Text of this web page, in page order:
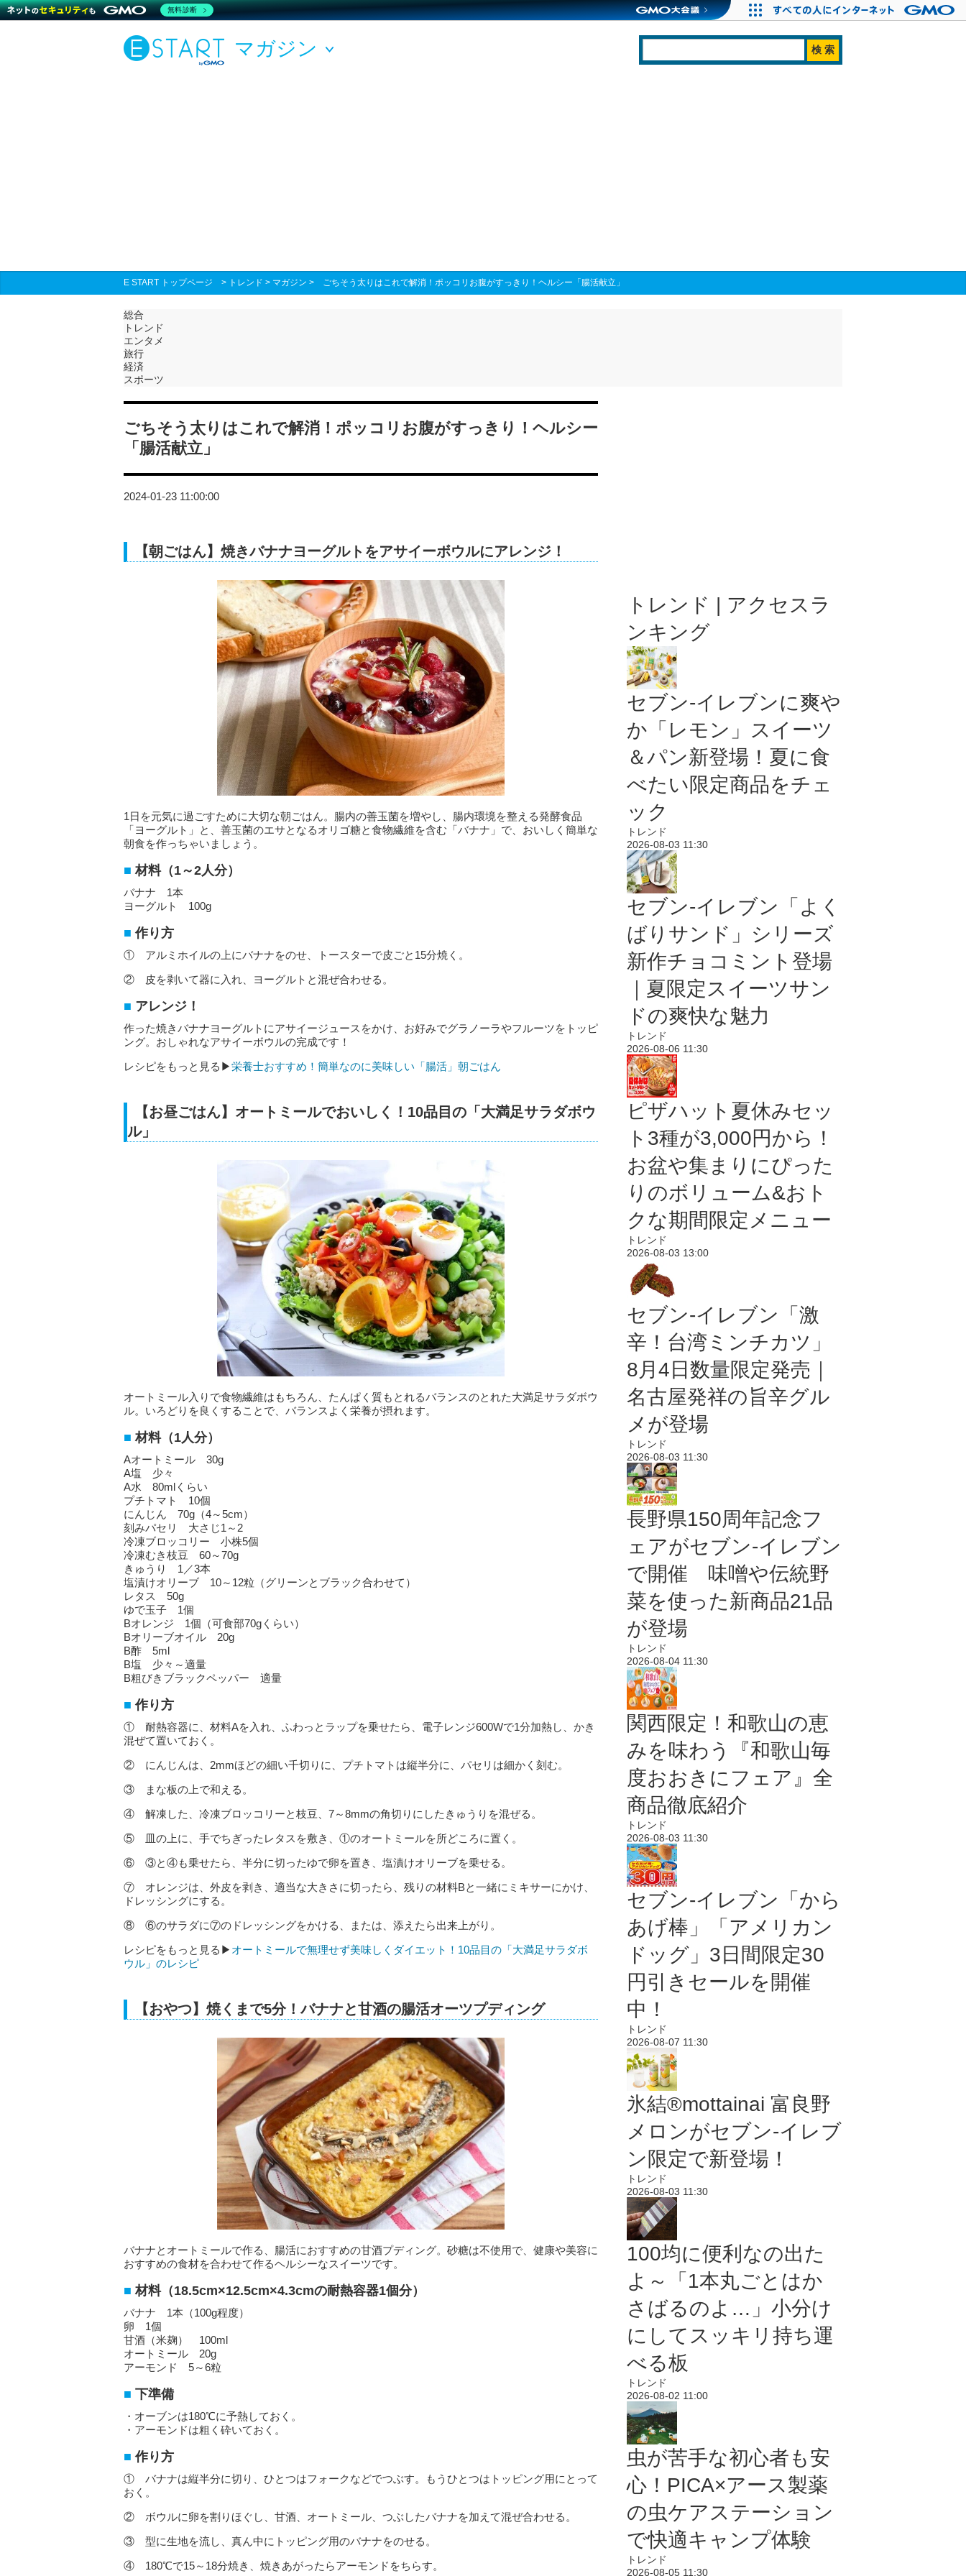
マガジン
E START トップページ > トレンド > マガジン > ごちそう太りはこれで解消！ポッコリお腹がすっきり！ヘルシー「腸活献立」
総合
トレンド
エンタメ
旅行
経済
スポーツ
ごちそう太りはこれで解消！ポッコリお腹がすっきり！ヘルシー
「腸活献立」
2024-01-23 11:00:00
【朝ごはん】焼きバナナヨーグルトをアサイーボウルにアレンジ！
1日を元気に過ごすために大切な朝ごはん。腸内の善玉菌を増やし、腸内環境を整える発酵食品
「ヨーグルト」と、善玉菌のエサとなるオリゴ糖と食物繊維を含む「バナナ」で、おいしく簡単な
朝食を作っちゃいましょう。
材料（1～2人分）
バナナ 1本
ヨーグルト 100g
作り方
① アルミホイルの上にバナナをのせ、トースターで皮ごと15分焼く。
② 皮を剥いて器に入れ、ヨーグルトと混ぜ合わせる。
アレンジ！
作った焼きバナナヨーグルトにアサイージュースをかけ、お好みでグラノーラやフルーツをトッピ
ング。おしゃれなアサイーボウルの完成です！
レシピをもっと見る▶栄養士おすすめ！簡単なのに美味しい「腸活」朝ごはん
【お昼ごはん】オートミールでおいしく！10品目の「大満足サラダボウ
ル」
オートミール入りで食物繊維はもちろん、たんぱく質もとれるバランスのとれた大満足サラダボウ
ル。いろどりを良くすることで、バランスよく栄養が摂れます。
材料（1人分）
Aオートミール 30g
A塩 少々
A水 80mlくらい
プチトマト 10個
にんじん 70g（4～5cm）
刻みパセリ 大さじ1～2
冷凍ブロッコリー 小株5個
冷凍むき枝豆 60～70g
きゅうり 1／3本
塩漬けオリーブ 10～12粒（グリーンとブラック合わせて）
レタス 50g
ゆで玉子 1個
Bオレンジ 1個（可食部70gくらい）
Bオリーブオイル 20g
B酢 5ml
B塩 少々～適量
B粗びきブラックペッパー 適量
作り方
① 耐熱容器に、材料Aを入れ、ふわっとラップを乗せたら、電子レンジ600Wで1分加熱し、かき
混ぜて置いておく。
② にんじんは、2mmほどの細い千切りに、プチトマトは縦半分に、パセリは細かく刻む。
③ まな板の上で和える。
④ 解凍した、冷凍ブロッコリーと枝豆、7～8mmの角切りにしたきゅうりを混ぜる。
⑤ 皿の上に、手でちぎったレタスを敷き、①のオートミールを所どころに置く。
⑥ ③と④も乗せたら、半分に切ったゆで卵を置き、塩漬けオリーブを乗せる。
⑦ オレンジは、外皮を剥き、適当な大きさに切ったら、残りの材料Bと一緒にミキサーにかけ、
ドレッシングにする。
⑧ ⑥のサラダに⑦のドレッシングをかける、または、添えたら出来上がり。
レシピをもっと見る▶ オートミールで無理せず美味しくダイエット！10品目の「大満足サラダボ
ウル」のレシピ
【おやつ】焼くまで5分！バナナと甘酒の腸活オーツプディング
バナナとオートミールで作る、腸活におすすめの甘酒プディング。砂糖は不使用で、健康や美容に
おすすめの食材を合わせて作るヘルシーなスイーツです。
材料（18.5cm×12.5cm×4.3cmの耐熱容器1個分）
バナナ 1本（100g程度）
卵 1個
甘酒（米麹） 100ml
オートミール 20g
アーモンド 5～6粒
下準備
・オーブンは180℃に予熱しておく。
・アーモンドは粗く砕いておく。
作り方
① バナナは縦半分に切り、ひとつはフォークなどでつぶす。もうひとつはトッピング用にとって
おく。
② ボウルに卵を割りほぐし、甘酒、オートミール、つぶしたバナナを加えて混ぜ合わせる。
③ 型に生地を流し、真ん中にトッピング用のバナナをのせる。
④ 180℃で15～18分焼き、焼きあがったらアーモンドをちらす。
トレンド | アクセスラ
ンキング
セブン‐イレブンに爽や
か「レモン」スイーツ
＆パン新登場！夏に食
べたい限定商品をチェ
ック
トレンド
2026-08-03 11:30
セブン‐イレブン「よく
ばりサンド」シリーズ
新作チョコミント登場
｜夏限定スイーツサン
ドの爽快な魅力
トレンド
2026-08-06 11:30
ピザハット夏休みセッ
ト3種が3,000円から！
お盆や集まりにぴった
りのボリューム&おト
クな期間限定メニュー
トレンド
2026-08-03 13:00
セブン-イレブン「激
辛！台湾ミンチカツ」
8月4日数量限定発売｜
名古屋発祥の旨辛グル
メが登場
トレンド
2026-08-03 11:30
長野県150周年記念フ
ェアがセブン-イレブン
で開催 味噌や伝統野
菜を使った新商品21品
が登場
トレンド
2026-08-04 11:30
関西限定！和歌山の恵
みを味わう『和歌山毎
度おおきにフェア』全
商品徹底紹介
トレンド
2026-08-03 11:30
セブン‐イレブン「から
あげ棒」「アメリカン
ドッグ」3日間限定30
円引きセールを開催
中！
トレンド
2026-08-07 11:30
氷結®mottainai 富良野
メロンがセブン‐イレブ
ン限定で新登場！
トレンド
2026-08-03 11:30
100均に便利なの出た
よ～「1本丸ごとはか
さばるのよ…」小分け
にしてスッキリ持ち運
べる板
トレンド
2026-08-02 11:00
虫が苦手な初心者も安
心！PICA×アース製薬
の虫ケアステーション
で快適キャンプ体験
トレンド
2026-08-05 11:30
無料診断